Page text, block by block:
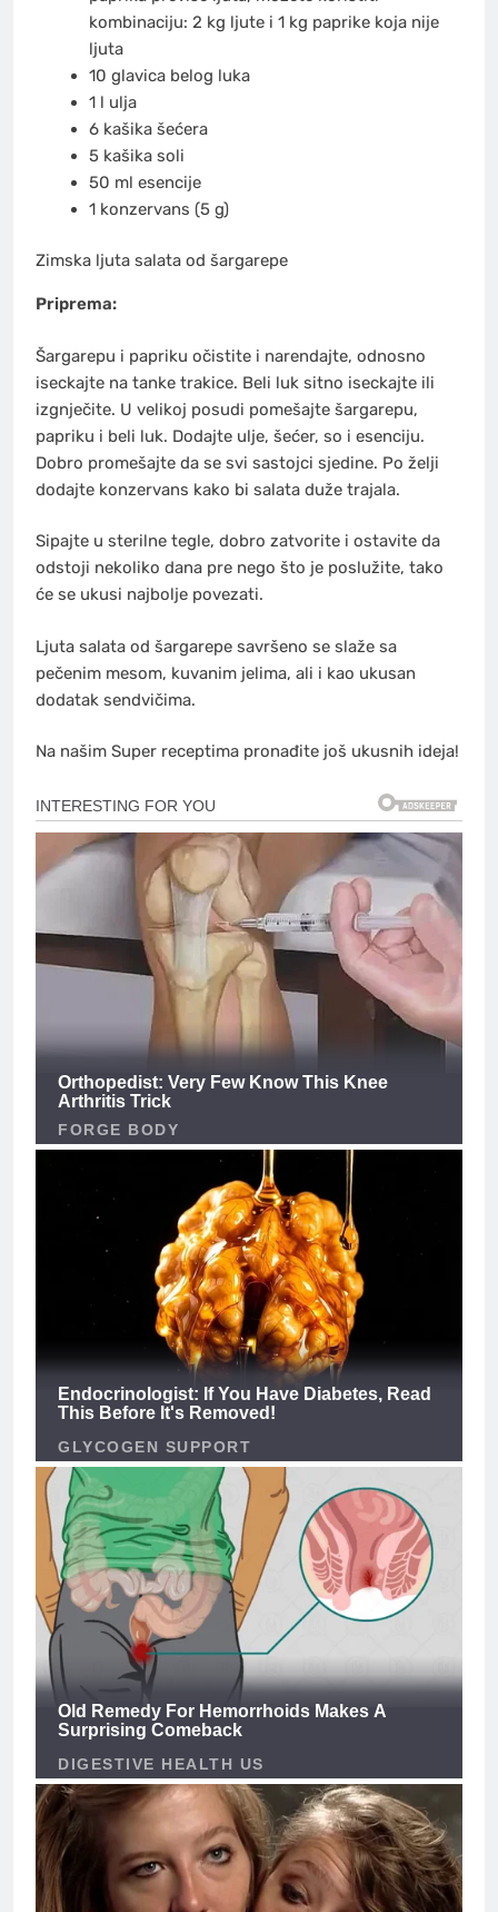
kombinaciju: 2 kg ljute i 1 kg paprike koja nije
ljuta
10 glavica belog luka
1 l ulja
6 kašika šećera
5 kašika soli
50 ml esencije
1 konzervans (5 g)
Zimska ljuta salata od šargarepe
Priprema:
Šargarepu i papriku očistite i narendajte, odnosno
iseckajte na tanke trakice. Beli luk sitno iseckajte ili
izgnječite. U velikoj posudi pomešajte šargarepu,
papriku i beli luk. Dodajte ulje, šećer, so i esenciju.
Dobro promešajte da se svi sastojci sjedine. Po želji
dodajte konzervans kako bi salata duže trajala.
Sipajte u sterilne tegle, dobro zatvorite i ostavite da
odstoji nekoliko dana pre nego što je poslužite, tako
će se ukusi najbolje povezati.
Ljuta salata od šargarepe savršeno se slaže sa
pečenim mesom, kuvanim jelima, ali i kao ukusan
dodatak sendvičima.
Na našim Super receptima pronađite još ukusnih ideja!